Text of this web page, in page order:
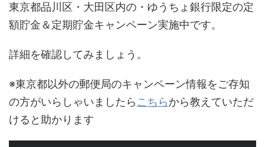
東京都品川区・大田区内の・ゆうちょ銀行限定の定
額貯金＆定期貯金キャンペーン実施中です。
詳細を確認してみましょう。
※東京都以外の郵便局のキャンペーン情報をご存知
の方がいらしゃいましたら こちらから教えていただ
けると助かります